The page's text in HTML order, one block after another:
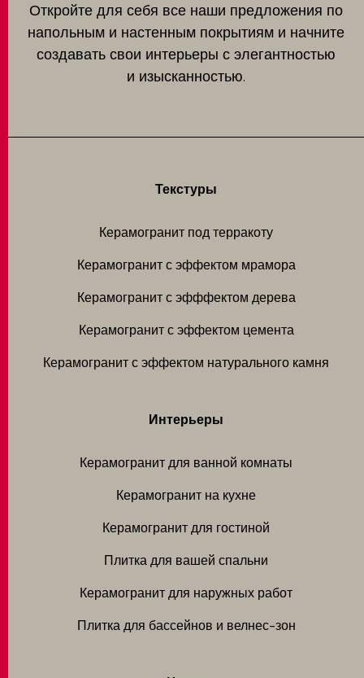
Откройте для себя все наши предложения по
напольным и настенным покрытиям и начните
создавать свои интерьеры с элегантностью
и изысканностью.
Текстуры
Керамогранит под терракоту
Керамогранит с эффектом мрамора
Керамогранит с эфффектом дерева
Керамогранит с эффектом цемента
Керамогранит с эффектом натурального камня
Интерьеры
Керамогранит для ванной комнаты
Керамогранит на кухне
Керамогранит для гостиной
Плитка для вашей спальни
Керамогранит для наружных работ
Плитка для бассейнов и велнес-зон